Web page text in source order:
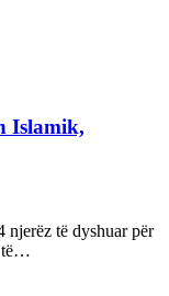
Islamik,
njerëz të dyshuar për
të…